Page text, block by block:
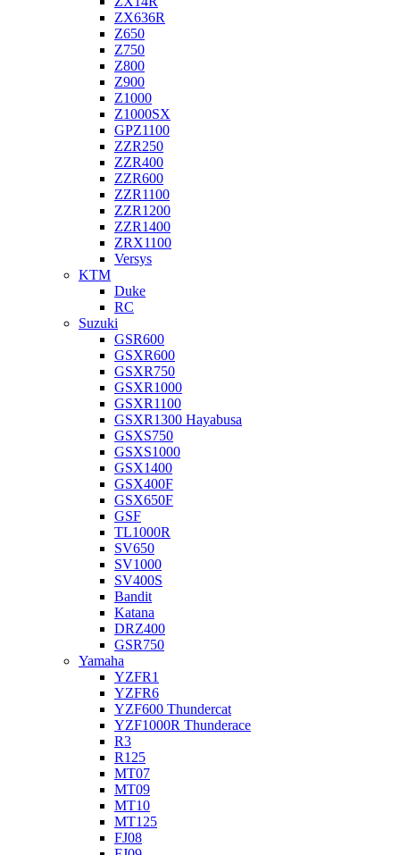
ZX636R
Z650
Z750
Z800
Z900
Z1000
Z1000SX
GPZ1100
ZZR250
ZZR400
ZZR600
ZZR1100
ZZR1200
ZZR1400
ZRX1100
Versys
KTM
Duke
RC
Suzuki
GSR600
GSXR600
GSXR750
GSXR1000
GSXR1100
GSXR1300 Hayabusa
GSXS750
GSXS1000
GSX1400
GSX400F
GSX650F
GSF
TL1000R
SV650
SV1000
SV400S
Bandit
Katana
DRZ400
GSR750
Yamaha
YZFR1
YZFR6
YZF600 Thundercat
YZF1000R Thunderace
R3
R125
MT07
MT09
MT10
MT125
FJ08